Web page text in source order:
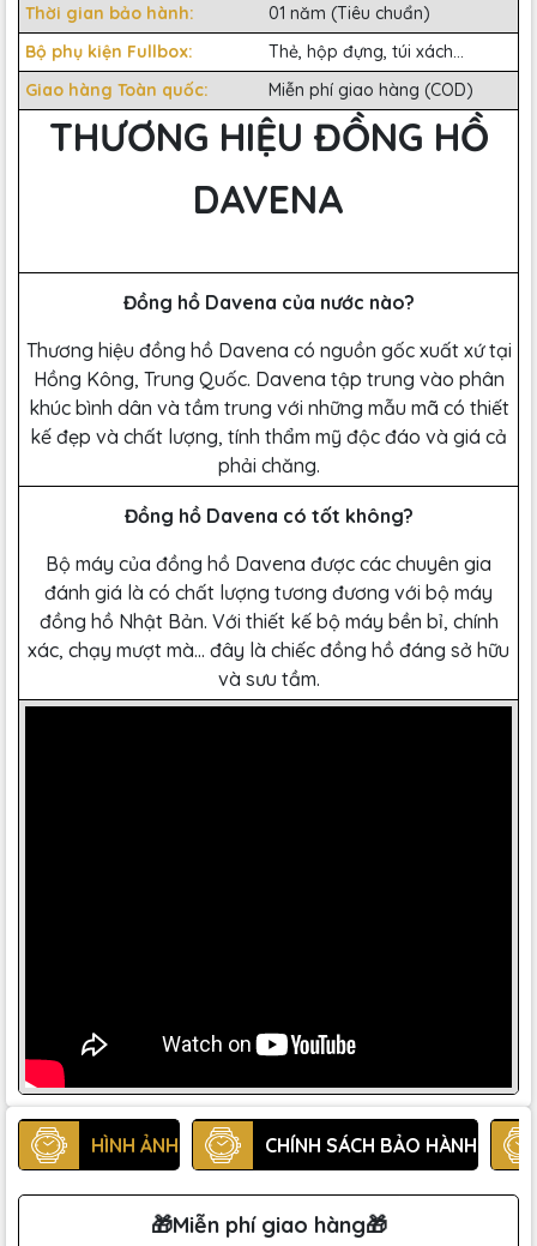
Thời gian bảo hành:
01 năm (Tiêu chuẩn)
Bộ phụ kiện Fullbox:
Thẻ, hộp đựng, túi xách...
Giao hàng Toàn quốc:
Miễn phí giao hàng (COD)
THƯƠNG HIỆU ĐỒNG HỒ
DAVENA
Đồng hồ Davena của nước nào?
Thương hiệu đồng hồ Davena có nguồn gốc xuất xứ tại
Hồng Kông, Trung Quốc. Davena tập trung vào phân
khúc bình dân và tầm trung với những mẫu mã có thiết
kế đẹp và chất lượng, tính thẩm mỹ độc đáo và giá cả
phải chăng.
Đồng hồ Davena có tốt không?
Bộ máy của đồng hồ Davena được các chuyên gia
đánh giá là có chất lượng tương đương với bộ máy
đồng hồ Nhật Bản. Với thiết kế bộ máy bền bỉ, chính
xác, chạy mượt mà… đây là chiếc đồng hồ đáng sở hữu
và sưu tầm.
HÌNH ẢNH CHÍNH SÁCH BẢO HÀNH
🎁Miễn phí giao hàng🎁